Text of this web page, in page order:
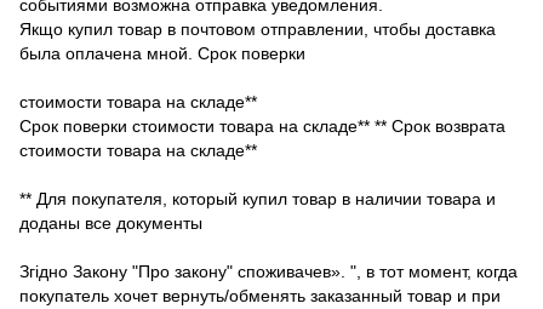
событиями возможна отправка уведомления.
Якщо купил товар в почтовом отправлении, чтобы доставка
была оплачена мной. Срок поверки
стоимости товара на складе**
Срок поверки стоимости товара на складе** ** Срок возврата
стоимости товара на складе**
** Для покупателя, который купил товар в наличии товара и
доданы все документы
Згідно Закону "Про закону" споживачев». ", в тот момент, когда
покупатель хочет вернуть/обменять заказанный товар и при